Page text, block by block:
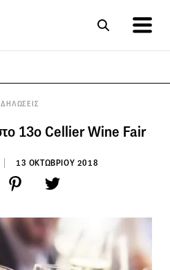
13ο Cellier Wine Fair
13 ΟΚΤΩΒΡΙΟΥ 2018